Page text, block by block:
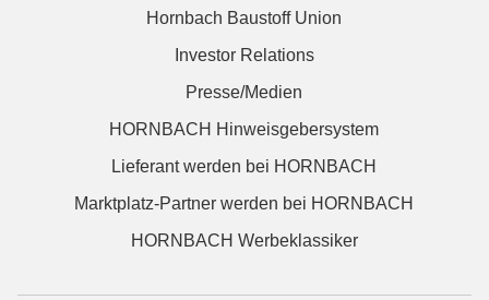
Hornbach Baustoff Union
Investor Relations
Presse/Medien
HORNBACH Hinweisgebersystem
Lieferant werden bei HORNBACH
Marktplatz-Partner werden bei HORNBACH
HORNBACH Werbeklassiker